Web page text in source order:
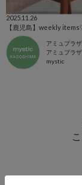
2025.11.26
【鹿児島】weekly
アミュプラ
mystic